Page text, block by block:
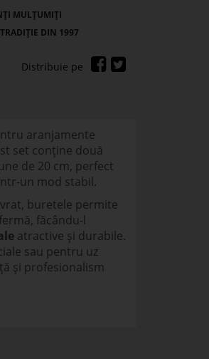
aranjamente
set conține două
de 20 cm, perfect
un mod stabil.
buretele permite
făcându-l
atractive și durabile.
sau pentru uz
și profesionalism